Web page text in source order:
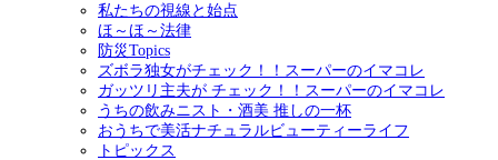
私たちの視線と始点
ほ～ほ～法律
防災Topics
ズボラ独女がチェック！！スーパーのイマコレ
ガッツリ主夫が チェック！！スーパーのイマコレ
うちの飲みニスト・酒美 推しの一杯
おうちで美活ナチュラルビューティーライフ
トピックス